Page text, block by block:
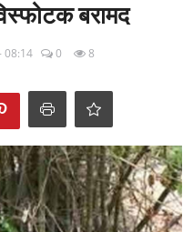
बरामद
08:14 0 8